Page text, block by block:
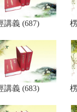
講義 (687)
講義 (683)